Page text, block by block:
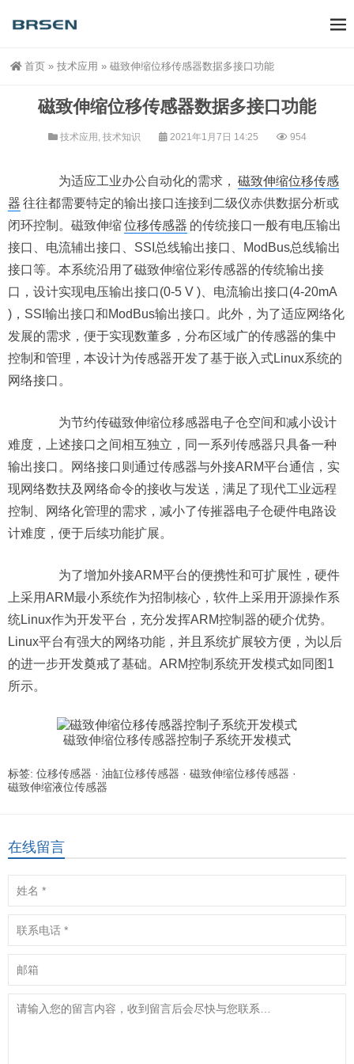
首页 » 技术应用 » 磁致伸缩位移传感器数据多接口功能
磁致伸缩位移传感器数据多接口功能
技术应用 , 技术知识 2021年1月7日 14:25 954
为适应工业办公自动化的需求， 磁致伸缩位移传感
器 往往都需要特定的输出接口连接到二级仪赤供数据分析或
闭环控制。磁致伸缩位移传感器 的传统接口一般有电压输出
接口、电流辅出接口、SSI总线输出接口、ModBus总线输出
接口等。本系统沿用了磁致伸缩位彩传感器的传统输出接
口，设计实现电压输出接口(0-5 V )、电流输出接口(4-20mA
)，SSI输出接口和ModBus输出接口。此外，为了适应网络化
发展的需求，便于实现数董多，分布区域广的传感器的集中
控制和管理，本设计为传感器开发了基于嵌入式Linux系统的
网络接口。
为节约传磁致伸缩位移感器电子仓空间和减小设计
难度，上述接口之间相互独立，同一系列传感器只具备一种
输出接口。网络接口则通过传感器与外接ARM平台通信，实
现网络数扶及网络命令的接收与发送，满足了现代工业远程
控制、网络化管理的需求，减小了传摧器电子仓硬件电路设
计难度，便于后续功能扩展。
为了增加外接ARM平台的便携性和可扩展性，硬件
上采用ARM最小系统作为招制核心，软件上采用开源操作系
统Linux作为开发平台，充分发挥ARM控制器的硬介优势。
Linux平台有强大的网络功能，并且系统扩展较方便，为以后
的进一步开发奠戒了基础。ARM控制系统开发模式如同图1
所示。
磁致伸缩位移传感器控制子系统开发模式
标签: 位移传感器 · 油缸位移传感器 · 磁致伸缩位移传感器 ·
磁致伸缩液位传感器
在线留言